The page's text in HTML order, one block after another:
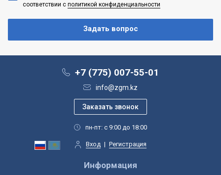
соответствии с политикой конфиденциальности
+7 (775) 007-55-01
info@zgm.kz
пн-пт: с 9:00 до 18:00
Вход | Регистрация
Информация